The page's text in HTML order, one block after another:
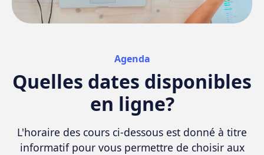
Agenda
Quelles dates disponibles
en ligne?
L'horaire des cours ci-dessous est donné à titre
informatif pour vous permettre de choisir aux